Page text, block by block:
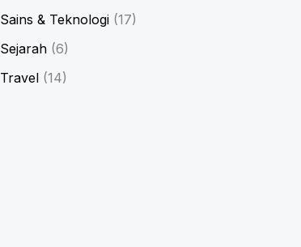
Sains & Teknologi (17)
Sejarah (6)
Travel (14)